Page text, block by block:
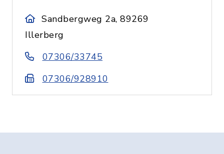
Sandbergweg 2a, 89269
Illerberg
07306/33745
07306/928910